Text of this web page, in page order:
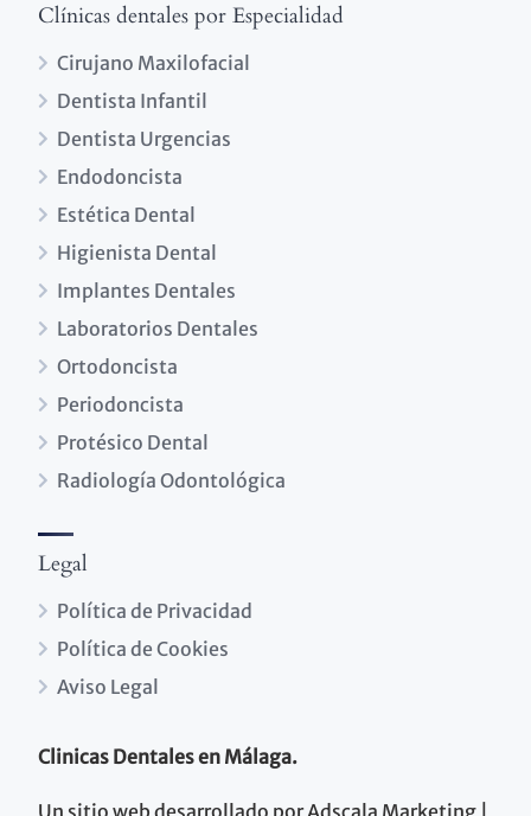
Clínicas dentales por Especialidad
Cirujano Maxilofacial
Dentista Infantil
Dentista Urgencias
Endodoncista
Estética Dental
Higienista Dental
Implantes Dentales
Laboratorios Dentales
Ortodoncista
Periodoncista
Protésico Dental
Radiología Odontológica
Legal
Política de Privacidad
Política de Cookies
Aviso Legal
Clinicas Dentales en Málaga.